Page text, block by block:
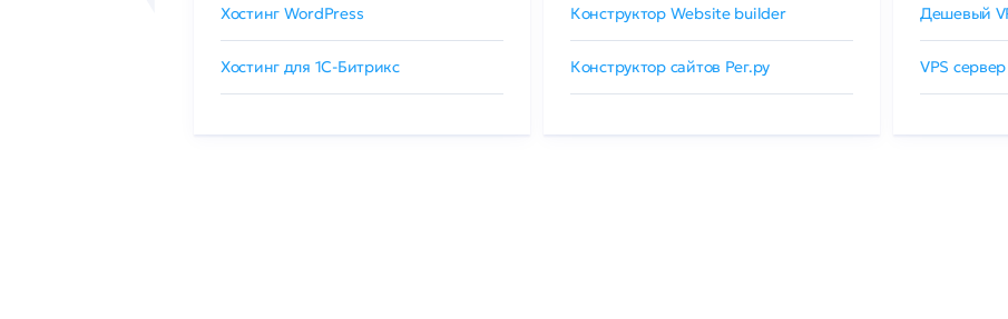
Хостинг WordPress
Хостинг для 1C-Битрикс
Конструктор Website builder
Конструктор сайтов Рег.ру
Дешевый
VPS